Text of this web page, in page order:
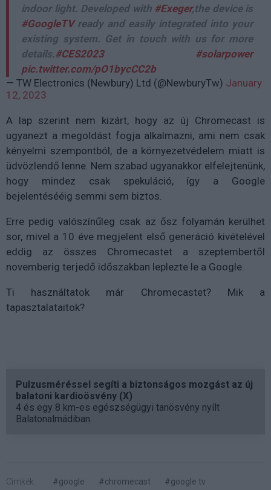
indoor light. Developed with #Exeger,the device is
#GoogleTVready and easily integrated into your
existing system. Get in touch with us for more
details.#CES2023
#solarpower
pic.twitter.com/pO1bycCC2b
— TW Electronics (Newbury) Ltd (@NewburyTw) January
12, 2023
A lap szerint nem kizárt, hogy az új Chromecast is
ugyanezt a megoldást fogja alkalmazni, ami nem csak
kényelmi szempontból, de a környezetvédelem miatt is
üdvözlendő lenne. Nem szabad ugyanakkor elfelejtenünk,
hogy mindez csak spekuláció, így a Google
bejelentésééig semmi sem biztos.
Erre pedig valószínűleg csak az ősz folyamán kerülhet
sor, mivel a 10 éve megjelent első generáció kivételével
eddig az összes Chromecastet a szeptembertől
novemberig terjedő időszakban leplezte le a Google.
Ti használtatok már Chromecastet? Mik a
tapasztalataitok?
Pulzusméréssel segíti a biztonságos mozgást az új
balatoni kardioösvény (X)
4 és egy 8 km-es egészségügyi tanösvény nyílt
Balatonalmádiban.
Címkék: #google #chromecast
#google tv